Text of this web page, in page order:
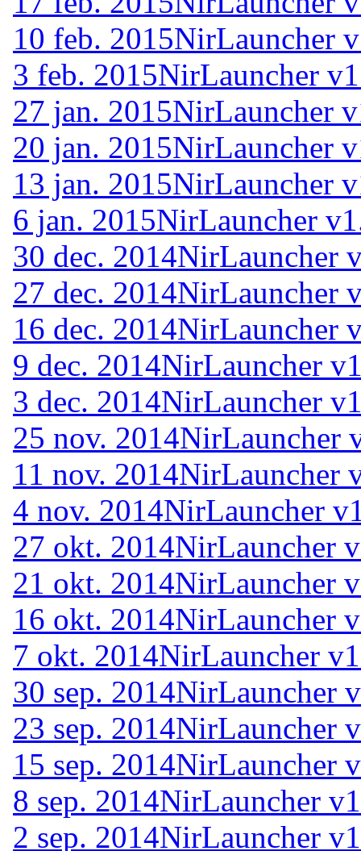
10 feb. 2015NirLauncher
3 feb. 2015NirLauncher
27 jan. 2015NirLauncher
20 jan. 2015NirLauncher
13 jan. 2015NirLauncher
6 jan. 2015NirLauncher
30 dec. 2014NirLauncher
27 dec. 2014NirLauncher
16 dec. 2014NirLauncher
9 dec. 2014NirLauncher
3 dec. 2014NirLauncher
25 nov. 2014NirLauncher
11 nov. 2014NirLauncher
4 nov. 2014NirLauncher
27 okt. 2014NirLauncher
21 okt. 2014NirLauncher
16 okt. 2014NirLauncher
7 okt. 2014NirLauncher
30 sep. 2014NirLauncher
23 sep. 2014NirLauncher
15 sep. 2014NirLauncher
8 sep. 2014NirLauncher
2 sep. 2014NirLauncher